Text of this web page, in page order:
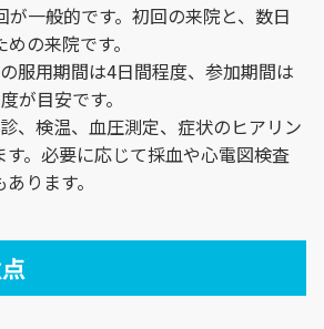
が一般的です。初回の来院と、数日
の来院です。
服用期間は4日間程度、参加期間は
が目安です。
、検温、血圧測定、症状のヒアリン
す。必要に応じて採血や心電図検査
ります。